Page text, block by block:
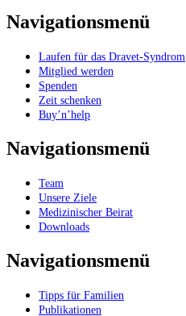
Navigationsmenü
Laufen für das Dravet-Syndrom
Mitglied werden
Spenden
Zeit schenken
Buy’n’help
Navigationsmenü
Team
Unsere Ziele
Medizinischer Beirat
Downloads
Navigationsmenü
Tipps für Familien
Publikationen